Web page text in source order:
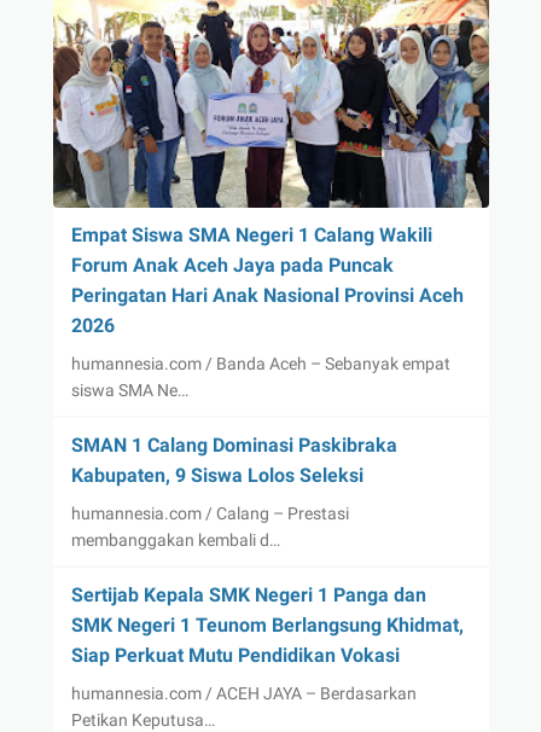
Empat Siswa SMA Negeri 1 Calang Wakili
Forum Anak Aceh Jaya pada Puncak
Peringatan Hari Anak Nasional Provinsi Aceh
2026
humannesia.com / Banda Aceh – Sebanyak empat
siswa SMA Ne…
SMAN 1 Calang Dominasi Paskibraka
Kabupaten, 9 Siswa Lolos Seleksi
humannesia.com / Calang – Prestasi
membanggakan kembali d…
Sertijab Kepala SMK Negeri 1 Panga dan
SMK Negeri 1 Teunom Berlangsung Khidmat,
Siap Perkuat Mutu Pendidikan Vokasi
humannesia.com / ACEH JAYA – Berdasarkan
Petikan Keputusa…